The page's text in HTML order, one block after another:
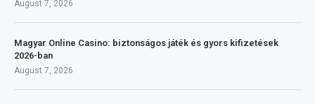
August 7, 2026
Magyar Online Casino: biztonságos játék és gyors kifizetések
2026-ban
August 7, 2026